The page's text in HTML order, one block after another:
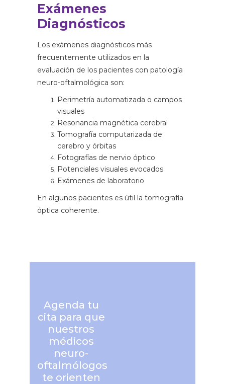
Exámenes
Diagnósticos
Los exámenes diagnósticos más
frecuentemente utilizados en la
evaluación de los pacientes con patología
neuro-oftalmológica son:
Perimetría automatizada o campos
visuales
Resonancia magnética cerebral
Tomografía computarizada de
cerebro y órbitas
Fotografías de nervio óptico
Potenciales visuales evocados
Exámenes de laboratorio
En algunos pacientes es útil la tomografía
óptica coherente.
Agenda tu
cita para que
nuestros
médicos
neuro-
oftalmólogos
te orienten